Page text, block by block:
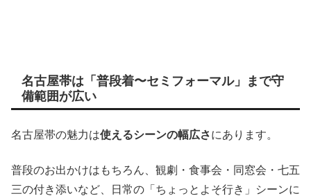
名古屋帯は「普段着〜セミフォーマル」まで守
備範囲が広い
名古屋帯の魅力は使えるシーンの幅広さにあります。
普段のお出かけはもちろん、観劇・食事会・同窓会・七五
三の付き添いなど、日常の「ちょっとよそ行き」シーンに